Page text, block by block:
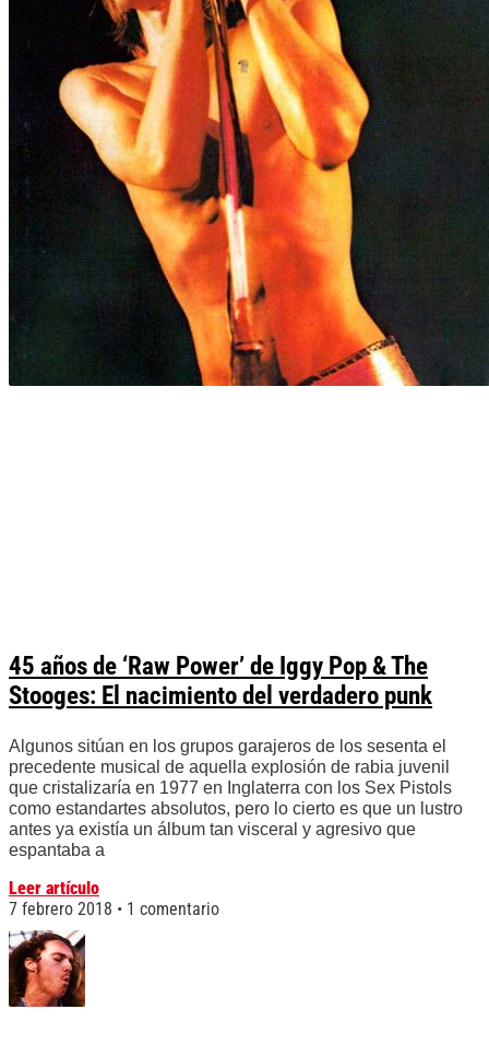
45 años de ‘Raw Power’ de Iggy Pop & The
Stooges: El nacimiento del verdadero punk
Algunos sitúan en los grupos garajeros de los sesenta el
precedente musical de aquella explosión de rabia juvenil
que cristalizaría en 1977 en Inglaterra con los Sex Pistols
como estandartes absolutos, pero lo cierto es que un lustro
antes ya existía un álbum tan visceral y agresivo que
espantaba a
Leer artículo
7 febrero 2018
1 comentario